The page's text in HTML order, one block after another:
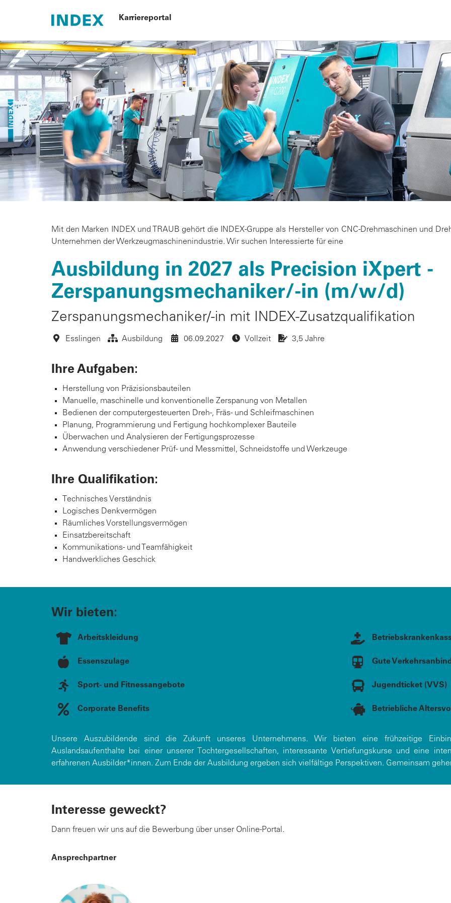
Karriereportal
Ausbildung in 2027 als Precision iXpert -
Zerspanungsmechaniker/-in (m/w/d)
Zerspanungsmechaniker/-in mit INDEX-Zusatzqualifikation
Esslingen Ausbildung 06.09.2027 Vollzeit 3,5 Jahre
Mit den Marken INDEX und TRAUB gehört die INDEX-Gruppe als Hersteller von CNC-Drehmaschinen und
Unternehmen der Werkzeugmaschinenindustrie. Wir suchen Interessierte für eine
Ihre Aufgaben:
Herstellung von Präzisionsbauteilen
Manuelle, maschinelle und konventionelle Zerspanung von Metallen
Bedienen der computergesteuerten Dreh-, Fräs- und Schleifmaschinen
Planung, Programmierung und Fertigung hochkomplexer Bauteile
Überwachen und Analysieren der Fertigungsprozesse
Anwendung verschiedener Prüf- und Messmittel, Schneidstoffe und Werkzeuge
Ihre Qualifikation:
Technisches Verständnis
Logisches Denkvermögen
Räumliches Vorstellungsvermögen
Einsatzbereitschaft
Kommunikations- und Teamfähigkeit
Handwerkliches Geschick
Wir bieten:
Arbeitskleidung
Essenszulage Gute
Sport- und Fitnessangebote Jugendticket (VVS)
Corporate Benefits Betriebliche
Unsere Auszubildende sind die Zukunft unseres Unternehmens. Wir bieten eine frühzeitige
Auslandsaufenthalte bei einer unserer Tochtergesellschaften, interessante Vertiefungskurse und eine
erfahrenen Ausbilder*innen. Zum Ende der Ausbildung ergeben sich vielfältige Perspektiven. Gemeinsam
Interesse geweckt?
Dann freuen wir uns auf die Bewerbung über unser Online-Portal.
Ansprechpartner